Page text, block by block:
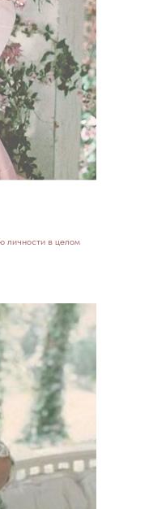
личности в целом